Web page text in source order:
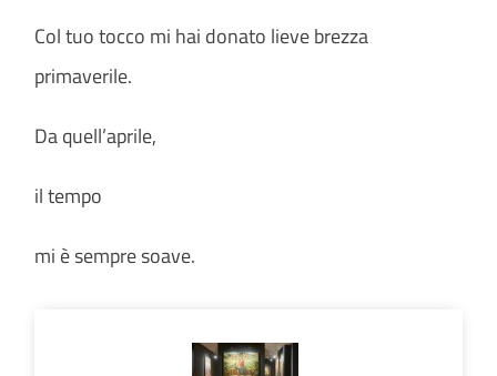
Col tuo tocco mi hai donato lieve brezza
primaverile.
Da quell’aprile,
il tempo
mi è sempre soave.